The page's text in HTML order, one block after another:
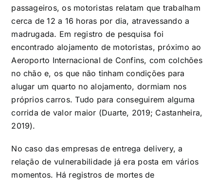
passageiros, os motoristas relatam que trabalham
cerca de 12 a 16 horas por dia, atravessando a
madrugada. Em registro de pesquisa foi
encontrado alojamento de motoristas, próximo ao
Aeroporto Internacional de Confins, com colchões
no chão e, os que não tinham condições para
alugar um quarto no alojamento, dormiam nos
próprios carros. Tudo para conseguirem alguma
corrida de valor maior (Duarte, 2019; Castanheira,
2019).
No caso das empresas de entrega delivery, a
relação de vulnerabilidade já era posta em vários
momentos. Há registros de mortes de